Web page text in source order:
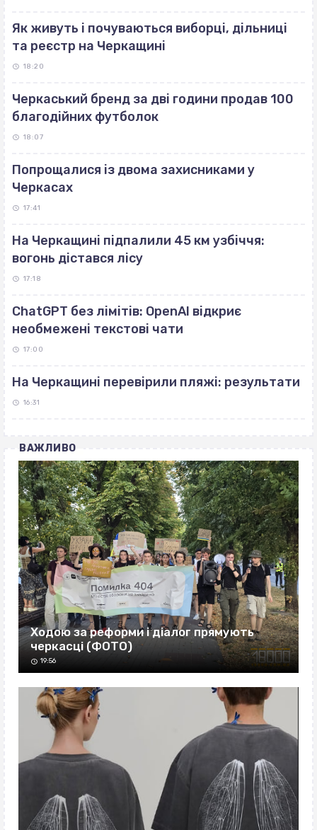
Як живуть і почуваються виборці, дільниці
та реєстр на Черкащині
18:20
Черкаський бренд за дві години продав 100
благодійних футболок
18:07
Попрощалися із двома захисниками у
Черкасах
17:41
На Черкащині підпалили 45 км узбіччя:
вогонь дістався лісу
17:18
ChatGPT без лімітів: OpenAI відкриє
необмежені текстові чати
17:00
На Черкащині перевірили пляжі: результати
16:31
ВАЖЛИВО
Ходою за реформи і діалог прямують
черкасці (ФОТО)
19:56